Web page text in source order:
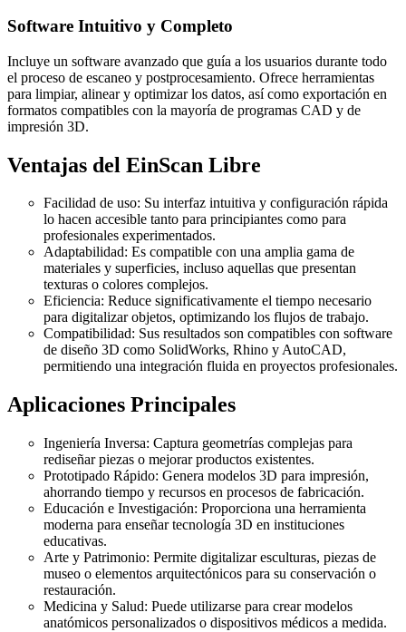
Software Intuitivo y Completo
Incluye un software avanzado que guía a los usuarios durante todo
el proceso de escaneo y postprocesamiento. Ofrece herramientas
para limpiar, alinear y optimizar los datos, así como exportación en
formatos compatibles con la mayoría de programas CAD y de
impresión 3D.
Ventajas del EinScan Libre
Facilidad de uso: Su interfaz intuitiva y configuración rápida
lo hacen accesible tanto para principiantes como para
profesionales experimentados.
Adaptabilidad: Es compatible con una amplia gama de
materiales y superficies, incluso aquellas que presentan
texturas o colores complejos.
Eficiencia: Reduce significativamente el tiempo necesario
para digitalizar objetos, optimizando los flujos de trabajo.
Compatibilidad: Sus resultados son compatibles con software
de diseño 3D como SolidWorks, Rhino y AutoCAD,
permitiendo una integración fluida en proyectos profesionales.
Aplicaciones Principales
Ingeniería Inversa: Captura geometrías complejas para
rediseñar piezas o mejorar productos existentes.
Prototipado Rápido: Genera modelos 3D para impresión,
ahorrando tiempo y recursos en procesos de fabricación.
Educación e Investigación: Proporciona una herramienta
moderna para enseñar tecnología 3D en instituciones
educativas.
Arte y Patrimonio: Permite digitalizar esculturas, piezas de
museo o elementos arquitectónicos para su conservación o
restauración.
Medicina y Salud: Puede utilizarse para crear modelos
anatómicos personalizados o dispositivos médicos a medida.